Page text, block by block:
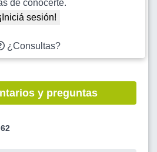
de conocerte.
¡Iniciá sesión!
¿Consultas?
y preguntas